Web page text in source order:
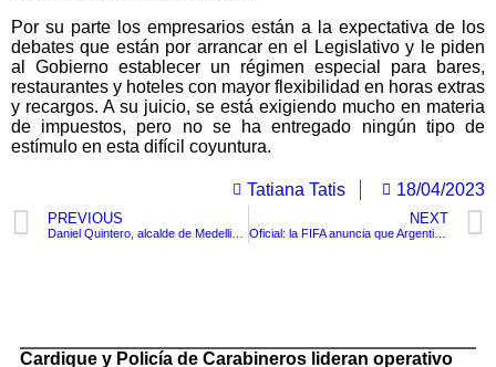
Por su parte los empresarios están a la expectativa de los
debates que están por arrancar en el Legislativo y le piden
al Gobierno establecer un régimen especial para bares,
restaurantes y hoteles con mayor flexibilidad en horas extras
y recargos. A su juicio, se está exigiendo mucho en materia
de impuestos, pero no se ha entregado ningún tipo de
estímulo en esta difícil coyuntura.
Tatiana Tatis 18/04/2023
PREVIOUS NEXT
Oficial: la FIFA anuncia que Argentina organizará la Copa Mundial Sub-20
Cardique y Policía de Carabineros lideran operativo